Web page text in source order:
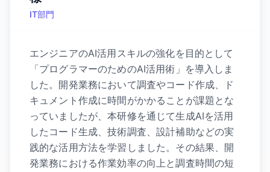
IT部門
エンジニアのAI活用スキルの強化を目的として
「プログラマーのためのAI活用術」を導入しま
した。開発業務において調査やコード作成、ド
キュメント作成に時間がかかることが課題とな
っていましたが、本研修を通じて生成AIを活用
したコード生成、技術調査、設計補助などの実
践的な活用方法を学習しました。その結果、開
発業務における作業効率の向上と調査時間の短